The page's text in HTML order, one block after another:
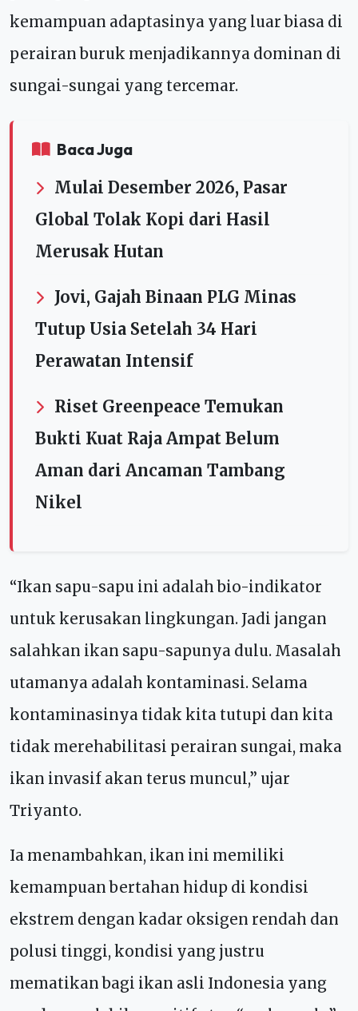
kemampuan adaptasinya yang luar biasa di
perairan buruk menjadikannya dominan di
sungai-sungai yang tercemar.
Baca Juga
Mulai Desember 2026, Pasar
Global Tolak Kopi dari Hasil
Merusak Hutan
Jovi, Gajah Binaan PLG Minas
Tutup Usia Setelah 34 Hari
Perawatan Intensif
Riset Greenpeace Temukan
Bukti Kuat Raja Ampat Belum
Aman dari Ancaman Tambang
Nikel
“Ikan sapu-sapu ini adalah bio-indikator
untuk kerusakan lingkungan. Jadi jangan
salahkan ikan sapu-sapunya dulu. Masalah
utamanya adalah kontaminasi. Selama
kontaminasinya tidak kita tutupi dan kita
tidak merehabilitasi perairan sungai, maka
ikan invasif akan terus muncul,” ujar
Triyanto.
Ia menambahkan, ikan ini memiliki
kemampuan bertahan hidup di kondisi
ekstrem dengan kadar oksigen rendah dan
polusi tinggi, kondisi yang justru
mematikan bagi ikan asli Indonesia yang